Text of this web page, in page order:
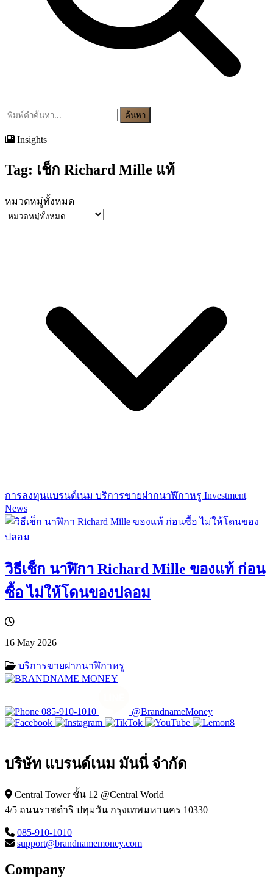
ค้นหา
Insights
Tag: เช็ก Richard Mille แท้
หมวดหมู่ทั้งหมด
การลงทุนแบรนด์เนม บริการขายฝากนาฬิกาหรู Investment
News
วิธีเช็ก นาฬิกา Richard Mille ของแท้ ก่อน
ซื้อ ไม่ให้โดนของปลอม
16 May 2026
บริการขายฝากนาฬิกาหรู
085-910-1010 @BrandnameMoney
บริษัท แบรนด์เนม มันนี่ จำกัด
Central Tower ชั้น 12 @Central World
4/5 ถนนราชดำริ ปทุมวัน กรุงเทพมหานคร 10330
085-910-1010
support@brandnamemoney.com
Company